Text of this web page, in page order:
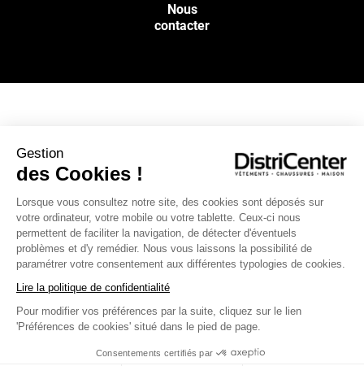
Gestion
des Cookies !
Lorsque vous consultez notre site, des cookies sont déposés sur
votre ordinateur, votre mobile ou votre tablette. Ceux-ci nous
permettent de faciliter la navigation, de détecter d'éventuels
problèmes et d'y remédier. Nous vous laissons la possibilité de
paramétrer votre consentement aux différentes typologies de cookies.
Lire la politique de confidentialité
Pour modifier vos préférences par la suite, cliquez sur le lien
'Préférences de cookies' situé dans le pied de page.
Consentements certifiés par
Nous
contacter
INFOS PRATIQUES
L’ENSEIGNE DISTRICENTER
Suivez-nous
Moyens de paiement